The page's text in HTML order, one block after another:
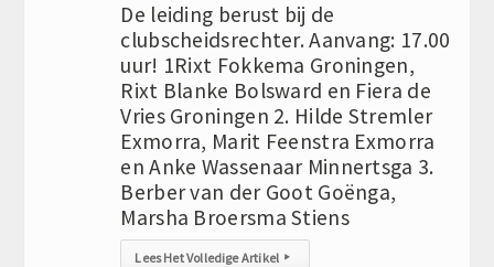
De leiding berust bij de
clubscheidsrechter. Aanvang: 17.00
uur! 1Rixt Fokkema Groningen,
Rixt Blanke Bolsward en Fiera de
Vries Groningen 2. Hilde Stremler
Exmorra, Marit Feenstra Exmorra
en Anke Wassenaar Minnertsga 3.
Berber van der Goot Goënga,
Marsha Broersma Stiens
Lees Het Volledige Artikel ▸